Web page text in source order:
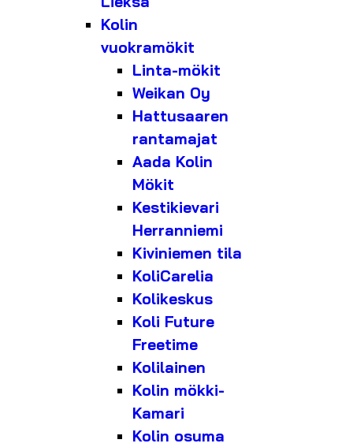
Kolin
vuokramökit
Linta-mökit
Weikan Oy
Hattusaaren
rantamajat
Aada Kolin
Mökit
Kestikievari
Herranniemi
Kiviniemen tila
KoliCarelia
Kolikeskus
Koli Future
Freetime
Kolilainen
Kolin mökki-
Kamari
Kolin osuma